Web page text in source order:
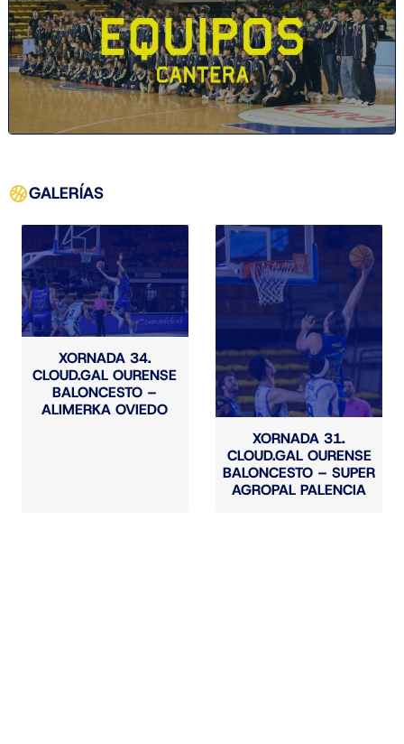
GALERÍAS
XORNADA 34.
CLOUD.GAL OURENSE
BALONCESTO –
ALIMERKA OVIEDO
XORNADA 31.
CLOUD.GAL OURENSE
BALONCESTO – SUPER
AGROPAL PALENCIA